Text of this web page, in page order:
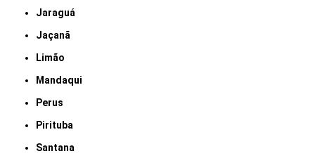
Jaraguá
Jaçanã
Limão
Mandaqui
Perus
Pirituba
Santana